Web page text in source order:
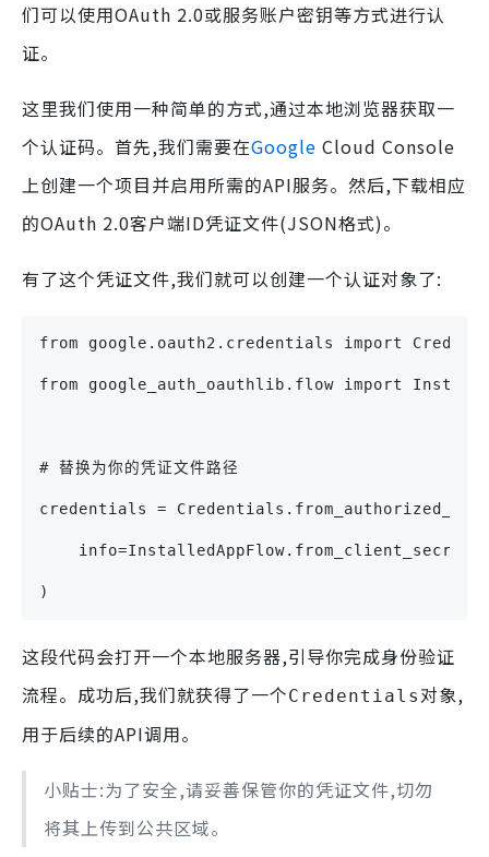
们可以使用OAuth 2.0或服务账户密钥等方式进行认
证。
这里我们使用一种简单的方式,通过本地浏览器获取一
个认证码。首先,我们需要在Google Cloud Console
上创建一个项目并启用所需的API服务。然后,下载相应
的OAuth 2.0客户端ID凭证文件(JSON格式)。
有了这个凭证文件,我们就可以创建一个认证对象了:
from google.oauth2.credentials import
from google_auth_oauthlib.flow import
# 替换为你的凭证文件路径
credentials =
)
这段代码会打开一个本地服务器,引导你完成身份验证
流程。成功后,我们就获得了一个Credentials 对象,
用于后续的API调用。
小贴士:为了安全,请妥善保管你的凭证文件,切勿
将其上传到公共区域。